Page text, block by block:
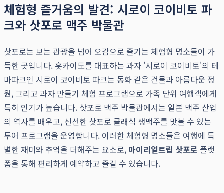
체험형 즐거움의 발견: 시로이 코이비토 파
크와 삿포로 맥주 박물관
삿포로는 보는 관광을 넘어 오감으로 즐기는 체험형 명소들이 가
득한 곳입니다. 홋카이도를 대표하는 과자 '시로이 코이비토'의 테
마파크인 시로이 코이비토 파크는 동화 같은 건물과 아름다운 정
원, 그리고 과자 만들기 체험 프로그램으로 가족 단위 여행객에게
특히 인기가 높습니다. 삿포로 맥주 박물관에서는 일본 맥주 산업
의 역사를 배우고, 신선한 삿포로 클래식 생맥주를 맛볼 수 있는
투어 프로그램을 운영합니다. 이러한 체험형 명소들은 여행에 특
별한 재미와 추억을 더해주는 요소로, 마이리얼트립 삿포로 플랫
폼을 통해 편리하게 예약하고 즐길 수 있습니다.